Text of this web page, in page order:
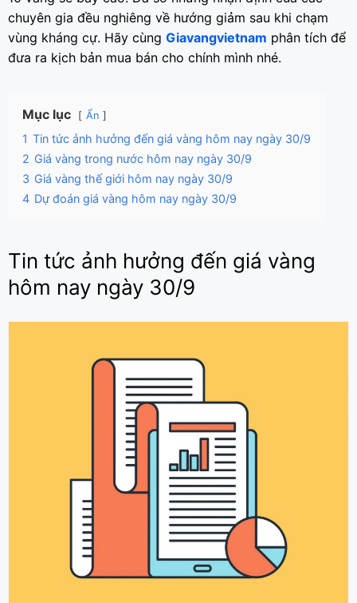
chuyên gia đều nghiêng về hướng giảm sau khi chạm
vùng kháng cự. Hãy cùng Giavangvietnam phân tích để
đưa ra kịch bản mua bán cho chính mình nhé.
Mục lục Ẩn
1 Tin tức ảnh hưởng đến giá vàng hôm nay ngày 30/9
2 Giá vàng trong nước hôm nay ngày 30/9
3 Giá vàng thế giới hôm nay ngày 30/9
4 Dự đoán giá vàng hôm nay ngày 30/9
Tin tức ảnh hưởng đến giá vàng
hôm nay ngày 30/9